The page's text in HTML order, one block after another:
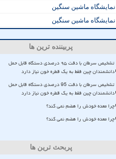
نمایشگاه ماشین سنگین
نمایشگاه ماشین سنگین
پربیننده ترین ها
تشخیص سرطان با دقت ۹۵ درصدی دستگاه قابل حمل
دانشمندان چین فقط به یک قطره خون نیاز دارد
تشخیص سرطان با دقت 95 درصدی دستگاه قابل حمل
دانشمندان چین فقط به یک قطره خون نیاز دارد
چرا معده خودش را هضم نمی کند؟
چرا معده خودش را هضم نمی کند؟
پربحث ترین ها